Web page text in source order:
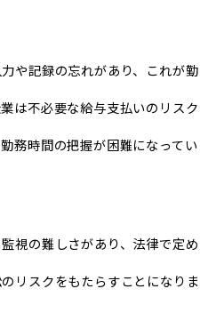
や記録の忘れがあり、これが勤
は不必要な給与支払いのリスク
務時間の把握が困難になってい
視の難しさがあり、法律で定め
リスクをもたらすことになりま